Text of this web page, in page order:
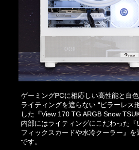
ゲーミングPCに相応しい高性能と白
ライティングを遮らない “ピラーレ
した『View 170 TG ARGB Snow
内部にはライティングにこだわった
フィックスカードや水冷クーラー』
です。